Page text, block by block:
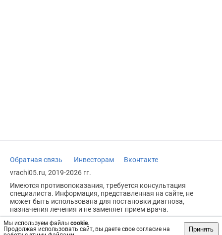
Мы используем файлы cookie.
Продолжая использовать сайт, вы даете свое согласие на
Принять
Обратная связь Инвесторам
Вконтакте
vrachi05.ru, 2019-2026 гг.
Имеются противопоказания, требуется консультация
специалиста. Информация, представленная на сайте, не
может быть использована для постановки диагноза,
назначения лечения и не заменяет прием врача.
Возрастное ограничение: 18+